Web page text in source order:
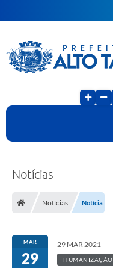
Notícias
Notícias Notícia
MAR
29
29 MAR 2021
HUMANIZAÇÃO